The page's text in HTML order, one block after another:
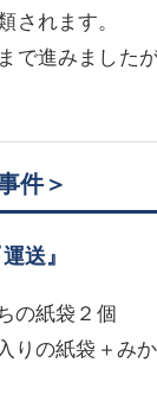
されます。
で進みました
件＞
送』
の紙袋２個
りの紙袋＋み